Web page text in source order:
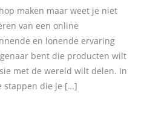
maken maar weet je niet
van een online
en lonende ervaring
bent die producten wilt
met de wereld wilt delen. In
stappen die je […]